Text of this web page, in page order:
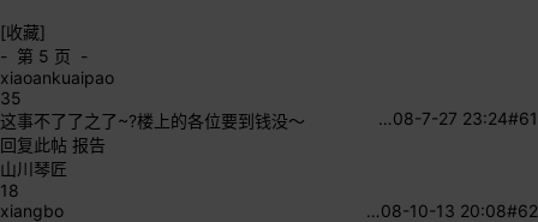
[收藏]
- 第 5 页 -
xiaoankuaipao
35
#61
08-7-27 23:24
…
这事不了了之了~?楼上的各位要到钱没～
回复此帖 报告
山川琴匠
18
#62
08-10-13 20:08
…
xiangbo